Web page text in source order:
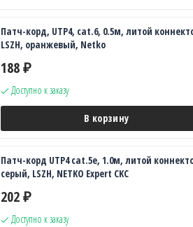
Патч-корд, UTP4, cat.6, 0.5м, литой
LSZH, оранжевый, Netko
188 ₽
Доступно к заказу
В корзину
Патч-корд UTP4 cat.5e, 1.0м, литой
серый, LSZH, NETKO Expert CKC
202 ₽
Доступно к заказу